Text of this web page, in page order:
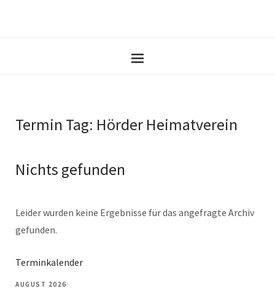
Termin Tag: Hörder Heimatverein
Nichts gefunden
Leider wurden keine Ergebnisse für das angefragte Archiv
gefunden.
Terminkalender
AUGUST 2026